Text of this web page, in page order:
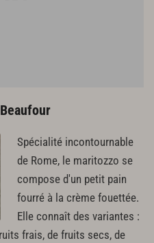
Spécialité incontournable
de Rome, le maritozzo se
compose d'un petit pain
fourré à la crème fouettée.
Elle connaît des variantes :
frais, de fruits secs, de